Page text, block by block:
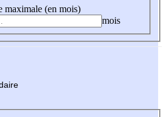
maximale (en mois)
mois